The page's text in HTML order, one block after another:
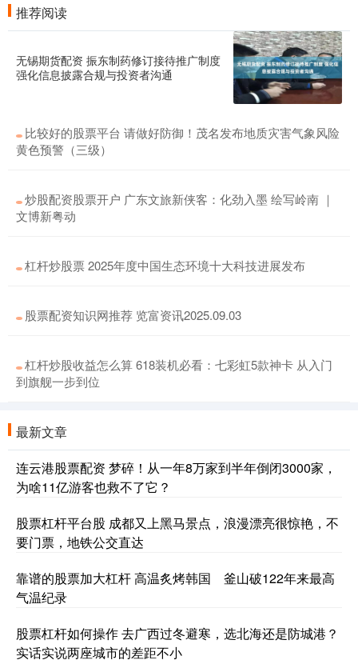
推荐阅读
无锡期货配资 振东制药修订接待推广制度
强化信息披露合规与投资者沟通
比较好的股票平台 请做好防御！茂名发布地质灾害气象风险
黄色预警（三级）
炒股配资股票开户 广东文旅新侠客：化劲入墨 绘写岭南 ｜
文博新粤动
杠杆炒股票 2025年度中国生态环境十大科技进展发布
股票配资知识网推荐 览富资讯2025.09.03
杠杆炒股收益怎么算 618装机必看：七彩虹5款神卡 从入门
到旗舰一步到位
最新文章
连云港股票配资 梦碎！从一年8万家到半年倒闭3000家，
为啥11亿游客也救不了它？
股票杠杆平台股 成都又上黑马景点，浪漫漂亮很惊艳，不
要门票，地铁公交直达
靠谱的股票加大杠杆 高温炙烤韩国 釜山破122年来最高
气温纪录
股票杠杆如何操作 去广西过冬避寒，选北海还是防城港？
实话实说两座城市的差距不小